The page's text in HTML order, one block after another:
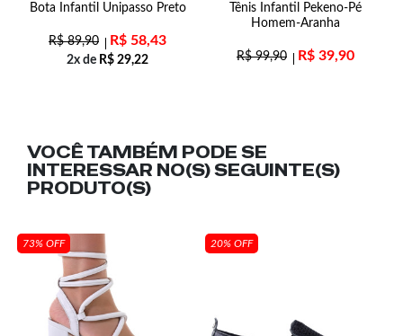
Bota Infantil Unipasso Preto
R$89,90 R$ 58,43
2x de R$ 29,22
Tênis Infantil Pekeno-Pé
Homem-Aranha
R$99,90 R$ 39,90
VOCÊ TAMBÉM PODE SE
INTERESSAR NO(S) SEGUINTE(S)
PRODUTO(S)
73% OFF 20% OFF